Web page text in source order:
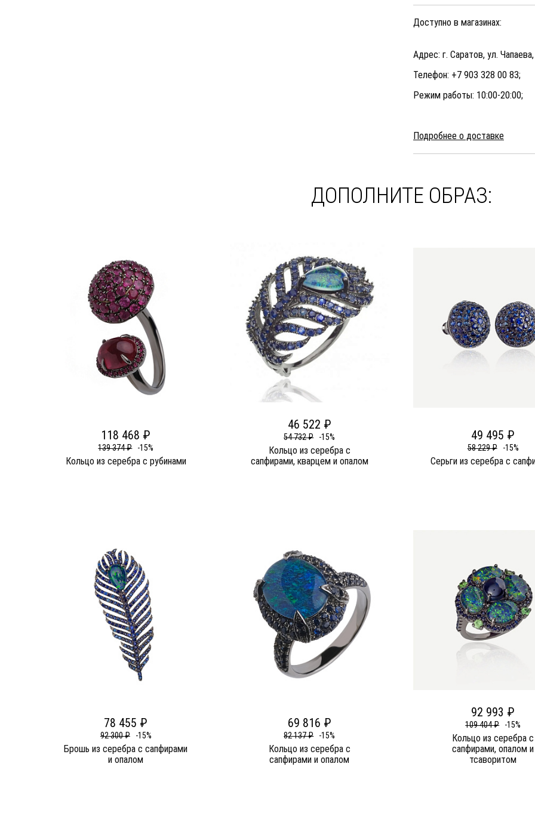
Доступно в магазинах:
Адрес: г. Саратов, ул.
Телефон: +7 903 328 00 83;
Режим работы: 10:00-20:00;
Подробнее о доставке
ДОПОЛНИТЕ ОБРАЗ:
118 468 ₽
139 374 ₽ -15%
Кольцо из серебра c рубинами
46 522 ₽
54 732 ₽ -15%
Кольцо из серебра c
сапфирами, кварцем и опалом
49 495 ₽
58 229 ₽ -15%
Серьги из серебра c
78 455 ₽
92 300 ₽ -15%
Брошь из серебра c сапфирами
и опалом
69 816 ₽
82 137 ₽ -15%
Кольцо из серебра c
сапфирами и опалом
92 993 ₽
109 404 ₽ -15%
Кольцо из серебра c
сапфирами, опалом и
тсаворитом